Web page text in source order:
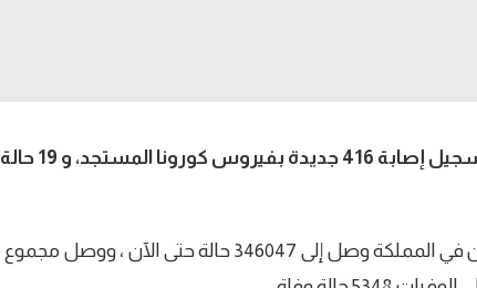
أعلنت وزارة الصحة، اليوم الأربعاء ، عن تسجيل إصابة 416 جديدة بفيروس كورونا المستجد، و 19 حالة
وأضافت الصحة أن إجمالي حالات المصابين في المملكة وصل إلى 346047 حالة حتى الآن ، ووصل مجموع